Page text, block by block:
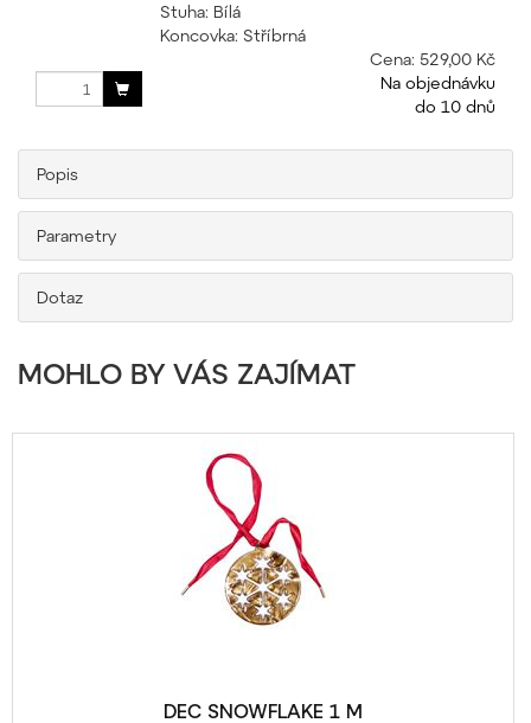
Stuha: Bílá
Koncovka: Stříbrná
Cena: 529,00 Kč
Na objednávku
do 10 dnů
Popis
Parametry
Dotaz
MOHLO BY VÁS ZAJÍMAT
DEC SNOWFLAKE 1 M